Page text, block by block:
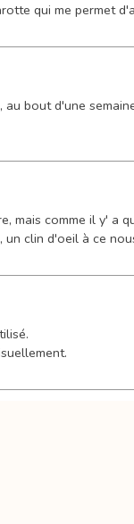
qui me permet
au bout d'une
mais comme il y' a
clin d'oeil à ce